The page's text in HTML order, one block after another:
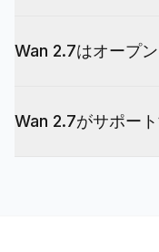
ップ全体で被写体の
wan2.6-text-to-
パターンは同じまま
Wan 2.7はオープ
ブパラメータを持つ
Wan 2.7がサポー